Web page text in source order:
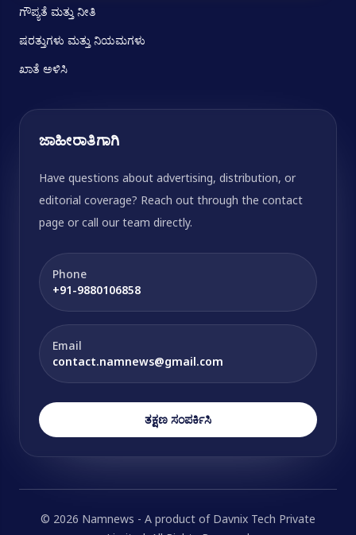
ಗೌಪ್ಯತೆ ಮತ್ತು ನೀತಿ
ಷರತ್ತುಗಳು ಮತ್ತು ನಿಯಮಗಳು
ಖಾತೆ ಅಳಿಸಿ
ಜಾಹೀರಾತಿಗಾಗಿ
Have questions about advertising, distribution, or
editorial coverage? Reach out through the contact
page or call our team directly.
Phone
+91-9880106858
Email
contact.namnews@gmail.com
ತಕ್ಷಣ ಸಂಪರ್ಕಿಸಿ
© 2026 Namnews - A product of Davnix Tech Private